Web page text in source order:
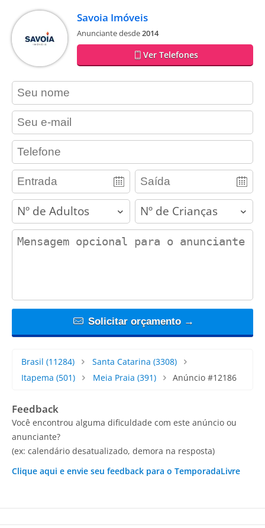
Savoia Imóveis
Anunciante desde2014
Ver Telefones
contact_name
contact_email
contact_phone
adults children
contact_message
Solicitar orçamento →
Brasil (11284) Santa Catarina (3308)
Itapema (501) Meia Praia (391) Anúncio #12186
Feedback
Você encontrou alguma dificuldade com este anúncio ou
anunciante?
(ex: calendário desatualizado, demora na resposta)
Clique aqui e envie seu feedback para o TemporadaLivre